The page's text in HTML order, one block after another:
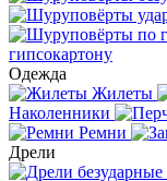
гипсокартону
Одежда
Жилеты
Наколенники
Ремни
Дрели